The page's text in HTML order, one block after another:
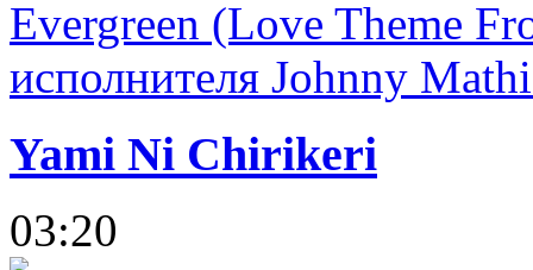
Yami Ni Chirikeri
03:20